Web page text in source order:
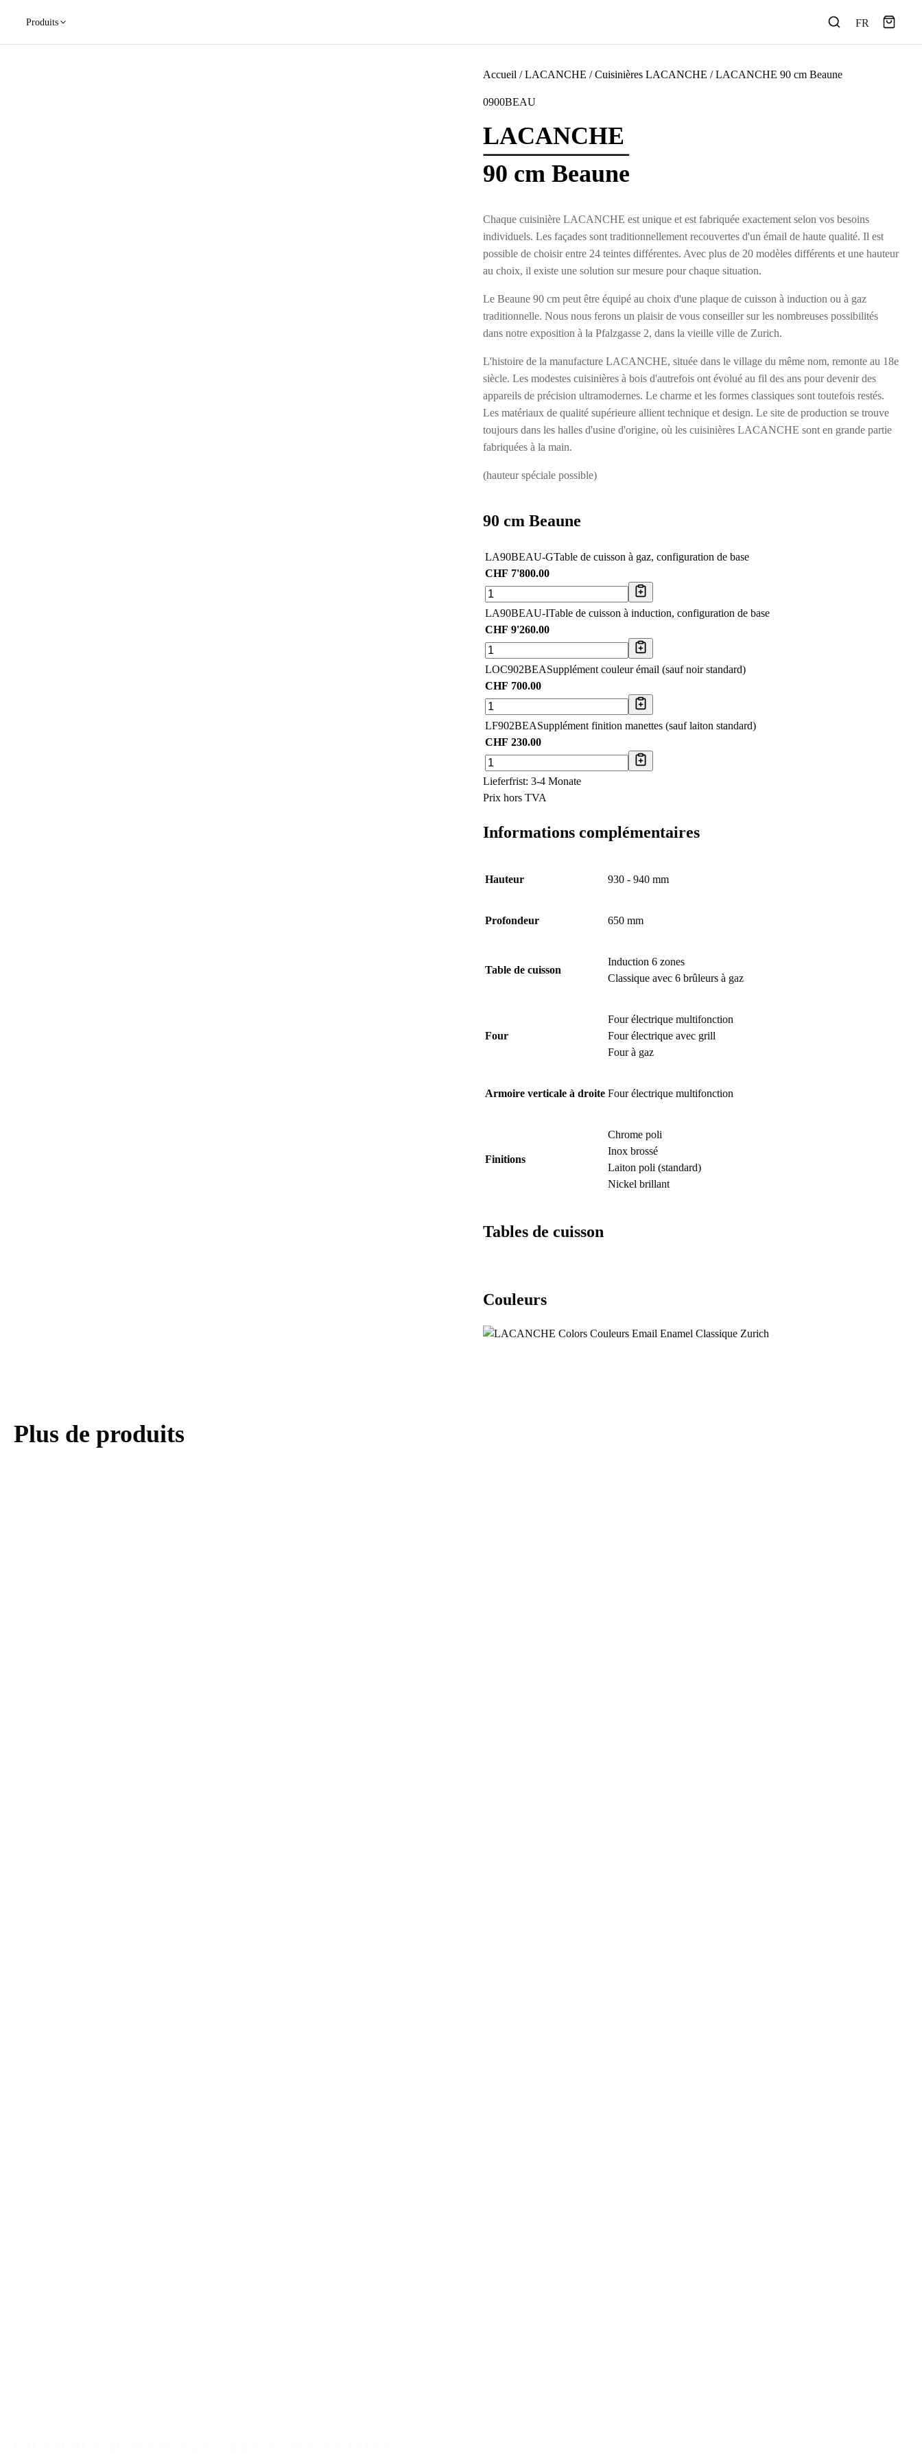
Produits FR
Accueil /LACANCHE /Cuisinières LACANCHE / LACANCHE 90 cm Beaune
0900BEAU
LACANCHE
90 cm Beaune
Chaque cuisinière LACANCHE est unique et est fabriquée exactement selon vos besoins
individuels. Les façades sont traditionnellement recouvertes d'un émail de haute qualité. Il est
possible de choisir entre 24 teintes différentes. Avec plus de 20 modèles différents et une hauteur
au choix, il existe une solution sur mesure pour chaque situation.
Le Beaune 90 cm peut être équipé au choix d'une plaque de cuisson à induction ou à gaz
traditionnelle. Nous nous ferons un plaisir de vous conseiller sur les nombreuses possibilités
dans notre exposition à la Pfalzgasse 2, dans la vieille ville de Zurich.
L'histoire de la manufacture LACANCHE, située dans le village du même nom, remonte au 18e
siècle. Les modestes cuisinières à bois d'autrefois ont évolué au fil des ans pour devenir des
appareils de précision ultramodernes. Le charme et les formes classiques sont toutefois restés.
Les matériaux de qualité supérieure allient technique et design. Le site de production se trouve
toujours dans les halles d'usine d'origine, où les cuisinières LACANCHE sont en grande partie
fabriquées à la main.
(hauteur spéciale possible)
90 cm Beaune
LA90BEAU-GTable de cuisson à gaz, configuration de base
CHF 7'800.00
LA90BEAU-ITable de cuisson à induction, configuration de base
CHF 9'260.00
LOC902BEASupplément couleur émail (sauf noir standard)
CHF 700.00
LF902BEASupplément finition manettes (sauf laiton standard)
CHF 230.00
Lieferfrist: 3-4 Monate
Prix hors TVA
Informations complémentaires
Hauteur 930 - 940 mm
Profondeur 650 mm
Table de cuisson
Induction 6 zones
Classique avec 6 brûleurs à gaz
Four
Four électrique multifonction
Four électrique avec grill
Four à gaz
Armoire verticale à droite Four électrique multifonction
Finitions
Chrome poli
Inox brossé
Laiton poli (standard)
Nickel brillant
Tables de cuisson
Couleurs
Plus de produits